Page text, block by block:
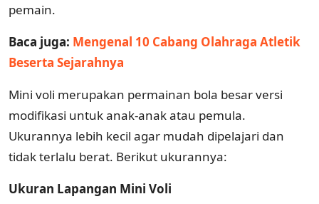
pemain.
Baca juga: Mengenal 10 Cabang Olahraga Atletik
Beserta Sejarahnya
Mini voli merupakan permainan bola besar versi
modifikasi untuk anak-anak atau pemula.
Ukurannya lebih kecil agar mudah dipelajari dan
tidak terlalu berat. Berikut ukurannya:
Ukuran Lapangan Mini Voli